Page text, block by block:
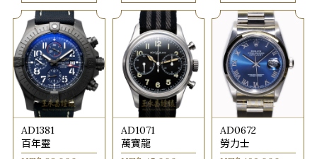
AD1381
百年靈
AD1071
萬寶龍
AD0672
勞力士